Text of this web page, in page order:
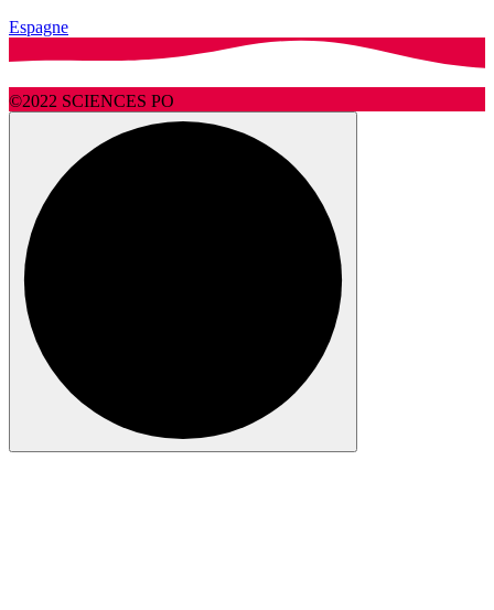
Espagne
©2022 SCIENCES PO